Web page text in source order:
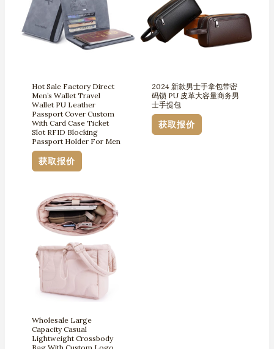
Hot Sale Factory Direct
Men’s Wallet Travel
Wallet PU Leather
Passport Cover Custom
With Card Case Ticket
Slot RFID Blocking
Passport Holder For Men
获取报价
2024 新款男士手拿包带密
码锁 PU 皮革大容量商务男
士手提包
获取报价
Wholesale Large
Capacity Casual
Lightweight Crossbody